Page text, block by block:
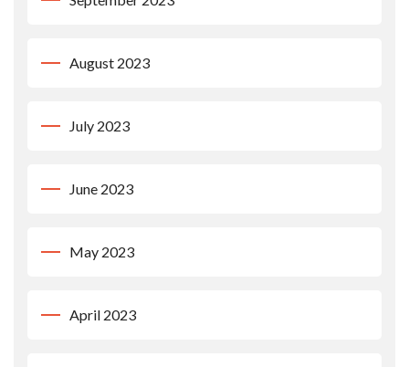
August 2023
July 2023
June 2023
May 2023
April 2023